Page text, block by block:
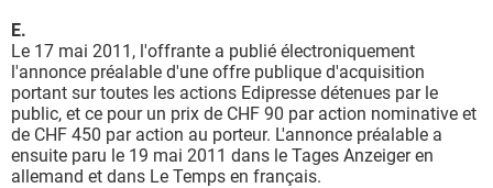
E.
Le 17 mai 2011, l'offrante a publié électroniquement
l'annonce préalable d'une offre publique d'acquisition
portant sur toutes les actions Edipresse détenues par le
public, et ce pour un prix de CHF 90 par action nominative et
de CHF 450 par action au porteur. L'annonce préalable a
ensuite paru le 19 mai 2011 dans le Tages Anzeiger en
allemand et dans Le Temps en français.